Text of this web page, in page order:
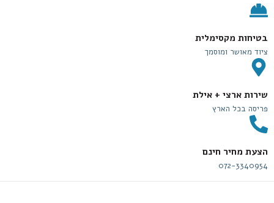
הצעת מחיר חינם
072-3340954
שירות ארצי + אילת
פריסה בכל הארץ
בטיחות מקסימלית
ציוד מאושר ומוסמך